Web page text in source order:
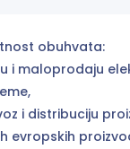
obuhvata:
i maloprodaju
i distribuciju
evropskih